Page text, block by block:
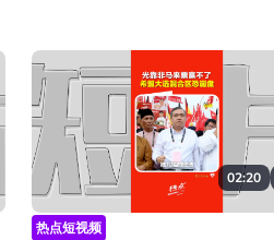
02:20
热点短视频